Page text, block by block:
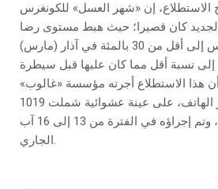
الاستطلاع، إن «شهر العسل» للكونغرس
كان قصيرا؛ حيث هبط مستوى رضا
الأميركيين عن الكونجرس إلى أقل من 30 بالمئة في آذار (مارس)
إلى نسبة أقل مما كان عليها قبل سيطرة
هذا الاستطلاع أجرته مؤسسة «غالوب»
من خلال مقابلات عبر الهاتف، على عينة عشوائية شملت 1019
من الأميركيين البالغين، وتم إجراؤه في الفترة من 13 إلى 16 آب
الجاري.